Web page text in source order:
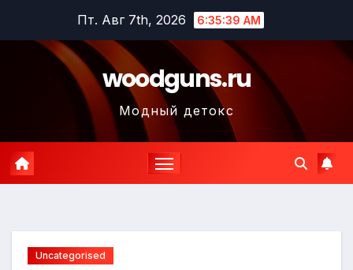
содержимому
Пт. Авг 7th, 2026 6:35:40 AM
woodguns.ru
Модный детокс
Uncategorised